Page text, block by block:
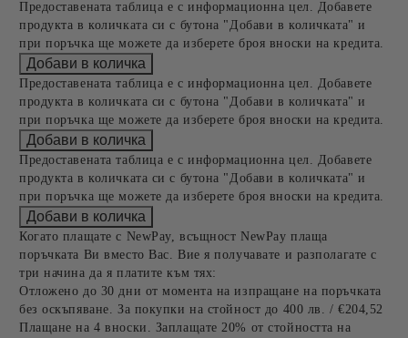
Предоставената таблица е с информационна цел. Добавете
продукта в количката си с бутона "Добави в количката" и
при поръчка ще можете да изберете броя вноски на кредита.
Предоставената таблица е с информационна цел. Добавете
продукта в количката си с бутона "Добави в количката" и
при поръчка ще можете да изберете броя вноски на кредита.
Предоставената таблица е с информационна цел. Добавете
продукта в количката си с бутона "Добави в количката" и
при поръчка ще можете да изберете броя вноски на кредита.
Когато плащате с NewPay, всъщност NewPay плаща
поръчката Ви вместо Вас. Вие я получавате и разполагате с
три начина да я платите към тях:
Отложено до 30 дни от момента на изпращане на поръчката
без оскъпяване. За покупки на стойност до 400 лв. / €204,52
Плащане на 4 вноски. Заплащате 20% от стойността на